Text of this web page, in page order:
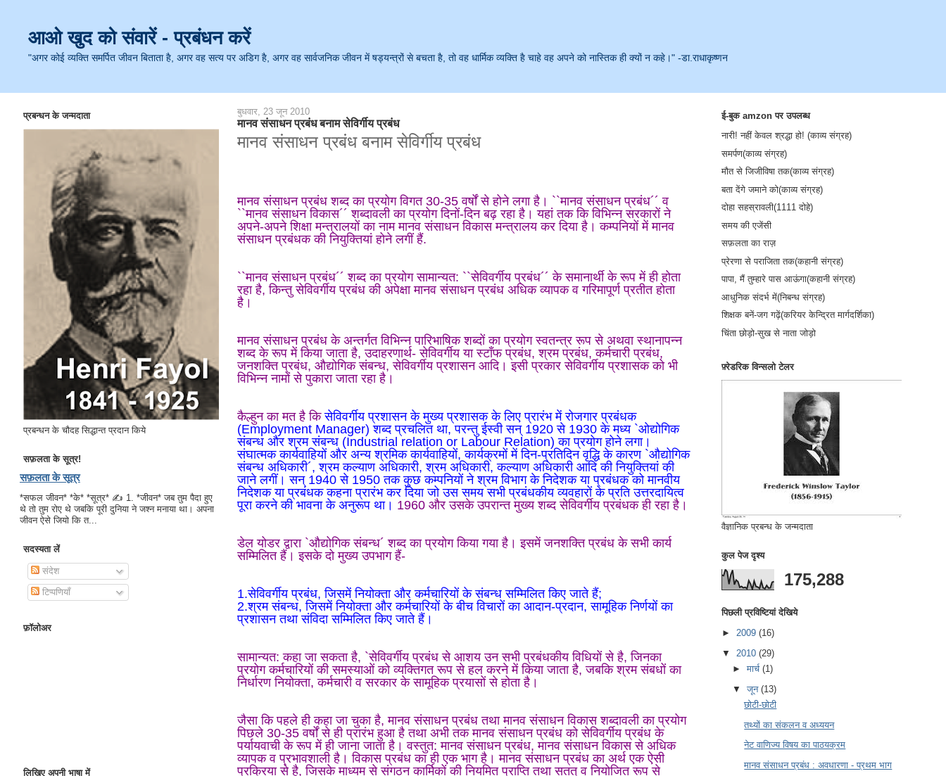
आओ खुद को संवारें - प्रबंधन करें
"अगर कोई व्यक्ति समर्पित जीवन बिताता है, अगर वह सत्य पर अडिग है, अगर वह सार्वजनिक जीवन में षड्यन्त्रों से बचता है, तो वह धार्मिक व्यक्ति है चाहे वह अपने को नास्तिक ही क्यों न कहे।" -डा.राधाकृष्णन
प्रबन्धन के जन्मदाता
प्रबन्धन के चौदह सिद्धान्त प्रदान किये
सफ़लता के सूत्र!
सफ़लता के सूत्र
*सफल जीवन* *के* *सूत्र* ✍ 1. *जीवन* जब तुम पैदा हुए
थे तो तुम रोए थे जबकि पूरी दुनिया ने जश्न मनाया था। अपना
जीवन ऐसे जियो कि त...
सदस्यता लें
संदेश
टिप्पणियाँ
फ़ॉलोअर
लिखिए अपनी भाषा में
बुधवार, 23 जून 2010
मानव संसाधन प्रबंध बनाम सेविर्गीय प्रबंध
मानव संसाधन प्रबंध बनाम सेविर्गीय प्रबंध
मानव संसाधन प्रबंध शब्द का प्रयोग विगत 30-35 वर्षों से होने लगा है। ``मानव संसाधन प्रबंध´´ व
``मानव संसाधन विकास´´ शब्दावली का प्रयोग दिनों-दिन बढ़ रहा है। यहां तक कि विभिन्न सरकारों ने
अपने-अपने शिक्षा मन्त्रालयों का नाम मानव संसाधन विकास मन्त्रालय कर दिया है। कम्पनियों में मानव
संसाधन प्रबंधक की नियुक्तियां होने लगीं हैं.
``मानव संसाधन प्रबंध´´ शब्द का प्रयोग सामान्यत: ``सेविवर्गीय प्रबंध´´ के समानार्थी के रूप में ही होता
रहा है, किन्तु सेविवर्गीय प्रबंध की अपेक्षा मानव संसाधन प्रबंध अधिक व्यापक व गरिमापूर्ण प्रतीत होता
है।
मानव संसाधन प्रबंध के अन्तर्गत विभिन्न पारिभाषिक शब्दों का प्रयोग स्वतन्त्र रूप से अथवा स्थानापन्न
शब्द के रूप में किया जाता है, उदाहरणार्थ- सेविवर्गीय या स्टॉंफ प्रबंध, श्रम प्रबंध, कर्मचारी प्रबंध,
जनशक्ति प्रबंध, औद्योगिक संबन्ध, सेविवर्गीय प्रशासन आदि। इसी प्रकार सेविवर्गीय प्रशासक को भी
विभिन्न नामों से पुकारा जाता रहा है।
कैल्हुन का मत है किसेविवर्गीय प्रशासन के मुख्य प्रशासक के लिए प्रारंभ में रोजगार प्रबंधक
(Employment Manager) शब्द प्रचलित था, परन्तु ईस्वी सन् 1920 से 1930 के मध्य `ओद्योगिक
संबन्ध और श्रम संबन्ध (Industrial relation or Labour Relation) का प्रयोग होने लगा।
संघात्मक कार्यवाहियों और अन्य श्रमिक कार्यवाहियों, कार्यक्रमों में दिन-प्रतिदिन वृद्धि के कारण `औद्योगिक
संबन्ध अधिकारी´, श्रम कल्याण अधिकारी, श्रम अधिकारी, कल्याण अधिकारी आदि की नियुक्तियां की
जाने लगीं। सन् 1940 से 1950 तक कुछ कम्पनियों ने श्रम विभाग के निदेशक या प्रबंधक को मानवीय
निदेशक या प्रबंधक कहना प्रारंभ कर दिया जो उस समय सभी प्रबंधकीय व्यवहारों के प्रति उत्तरदायित्व
पूरा करने की भावना के अनुरूप था। 1960 और उसके उपरान्त मुख्य शब्द सेविवर्गीय प्रबंधक ही रहा है।
डेल योडर द्वारा `औद्योगिक संबन्ध´ शब्द का प्रयोग किया गया है। इसमें जनशक्ति प्रबंध के सभी कार्य
सम्मिलित हैं। इसके दो मुख्य उपभाग हैं-
1.सेविवर्गीय प्रबंध, जिसमें नियोक्ता और कर्मचारियों के संबन्ध सम्मिलित किए जाते हैं;
2.श्रम संबन्ध, जिसमें नियोक्ता और कर्मचारियों के बीच विचारों का आदान-प्रदान, सामूहिक निर्णयों का
प्रशासन तथा संविदा सम्मिलित किए जाते हैं।
सामान्यत: कहा जा सकता है, `सेविवर्गीय प्रबंध से आशय उन सभी प्रबंधकीय विधियों से है, जिनका
प्रयोग कर्मचारियों की समस्याओं को व्यक्तिगत रूप से हल करने में किया जाता है, जबकि श्रम संबधों का
निर्धारण नियोक्ता, कर्मचारी व सरकार के सामूहिक प्रयासों से होता है।
जैसा कि पहले ही कहा जा चुका है, मानव संसाधन प्रबंध तथा मानव संसाधन विकास शब्दावली का प्रयोग
पिछले 30-35 वर्षों से ही प्रारंभ हुआ है तथा अभी तक मानव संसाधन प्रबंध को सेविवर्गीय प्रबंध के
पर्यायवाची के रूप में ही जाना जाता है। वस्तुत: मानव संसाधन प्रबंध, मानव संसाधन विकास से अधिक
व्यापक व प्रभावशाली है। विकास प्रबंध का ही एक भाग है। मानव संसाधन प्रबंध का अर्थ एक ऐसी
प्रक्रिया से है, जिसके माध्यम से संगठन कार्मिकों की नियमित प्राप्ति तथा सतत् व नियोजित रूप से
ई-बुक amzon पर उपलब्ध
नारी! नहीं केवल श्रद्धा हो! (काव्य संग्रह)
समर्पण(काव्य संग्रह)
मौत से जिजीविषा तक(काव्य संग्रह)
बता देंगे जमाने को(काव्य संग्रह)
दोहा सहस्रावली(1111 दोहे)
समय की एजेंसी
सफ़लता का राज़
प्रेरणा से पराजिता तक(कहानी संग्रह)
पापा, मैं तुम्हारे पास आऊंगा(कहानी संग्रह)
आधुनिक संदर्भ में(निबन्ध संग्रह)
शिक्षक बनें-जग गढ़ें(करियर केन्द्रित मार्गदर्शिका)
चिंता छोड़ो-सुख से नाता जोड़ो
फ़्रेडरिक विन्सलो टेलर
वैज्ञानिक प्रबन्ध के जन्मदाता
कुल पेज दृश्य
175,288
पिछली प्रविष्टियां देखिये
► 2009 (16)
▼ 2010 (29)
►मार्च(1)
▼जून(13)
छोटी-छोटी
तथ्यों का संकलन व अध्ययन
नेट वाणिज्य विषय का पाठयक्रम
मानव संसाधन प्रबंध : अवधारणा - प्रथम भाग